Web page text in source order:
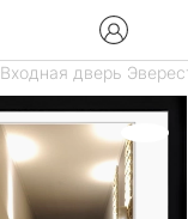
Входная дверь